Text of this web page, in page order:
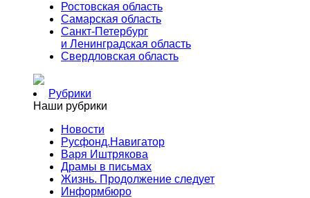
Ростовская область
Самарская область
Санкт-Петербург
и Ленинградская область
Свердловская область
Рубрики
Наши рубрики
Новости
Русфонд.Навигатор
Варя Иштрякова
Драмы в письмах
Жизнь. Продолжение следует
Информбюро